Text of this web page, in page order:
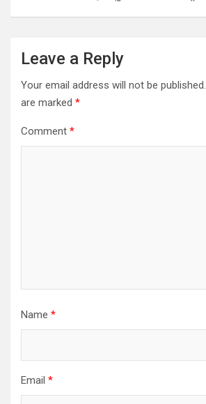
Leave a Reply
Your email address will not be published.
are marked *
Comment *
Name *
Email *